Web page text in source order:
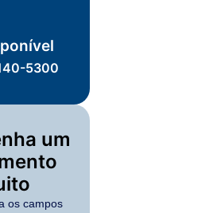
5300
um
os campos